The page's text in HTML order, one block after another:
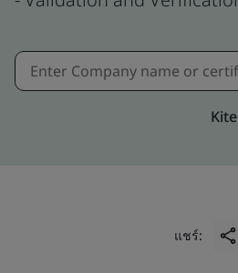
แชร์: